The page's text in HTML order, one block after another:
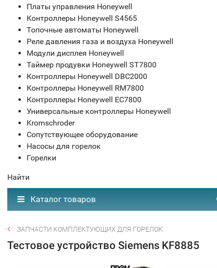
Платы управления Honeywell
Контроллеры Honeywell S4565
Топочные автоматы Honeywell
Реле давления газа и воздуха Honeywell
Модули дисплея Honeywell
Таймер продувки Honeywell ST7800
Контроллеры Honeywell DBC2000
Контроллеры Honeywell RM7800
Контроллеры Honeywell EC7800
Универсальные контроллеры Honeywell
Kromschroder
Сопутствующее оборудование
Насосы для горелок
Горелки
Найти
Каталог товаров
ЗАПЧАСТИ КОМПЛЕКТУЮЩИХ ДЛЯ ГОРЕЛОК
Тестовое устройство Siemens KF8885